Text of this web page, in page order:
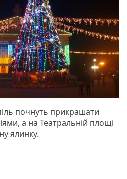
почнуть прикрашати
а на Театральній площі
ялинку.